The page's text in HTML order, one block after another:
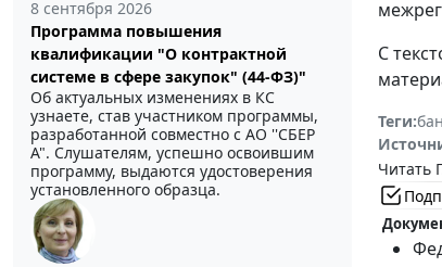
8 сентября 2026
Программа повышения
квалификации "О контрактной
системе в сфере закупок" (44-ФЗ)"
Об актуальных изменениях в КС
узнаете, став участником программы,
разработанной совместно с АО ''СБЕР
А". Слушателям, успешно освоившим
программу, выдаются удостоверения
установленного образца.
С
Теги:
Читать